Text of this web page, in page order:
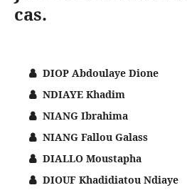
cas.
DIOP Abdoulaye Dione
NDIAYE Khadim
NIANG Ibrahima
NIANG Fallou Galass
DIALLO Moustapha
DIOUF Khadidiatou Ndiaye